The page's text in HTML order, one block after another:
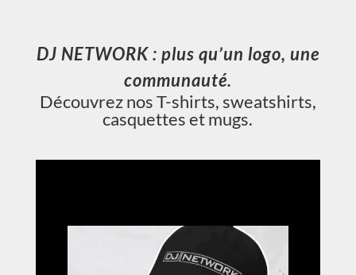
DJ NETWORK : plus qu’un logo, une
communauté.
Découvrez nos T-shirts, sweatshirts,
casquettes et mugs.